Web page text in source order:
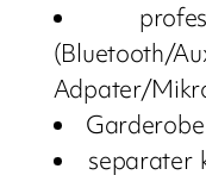
(Bluetooth/
Adpater/
Garderobe
separater